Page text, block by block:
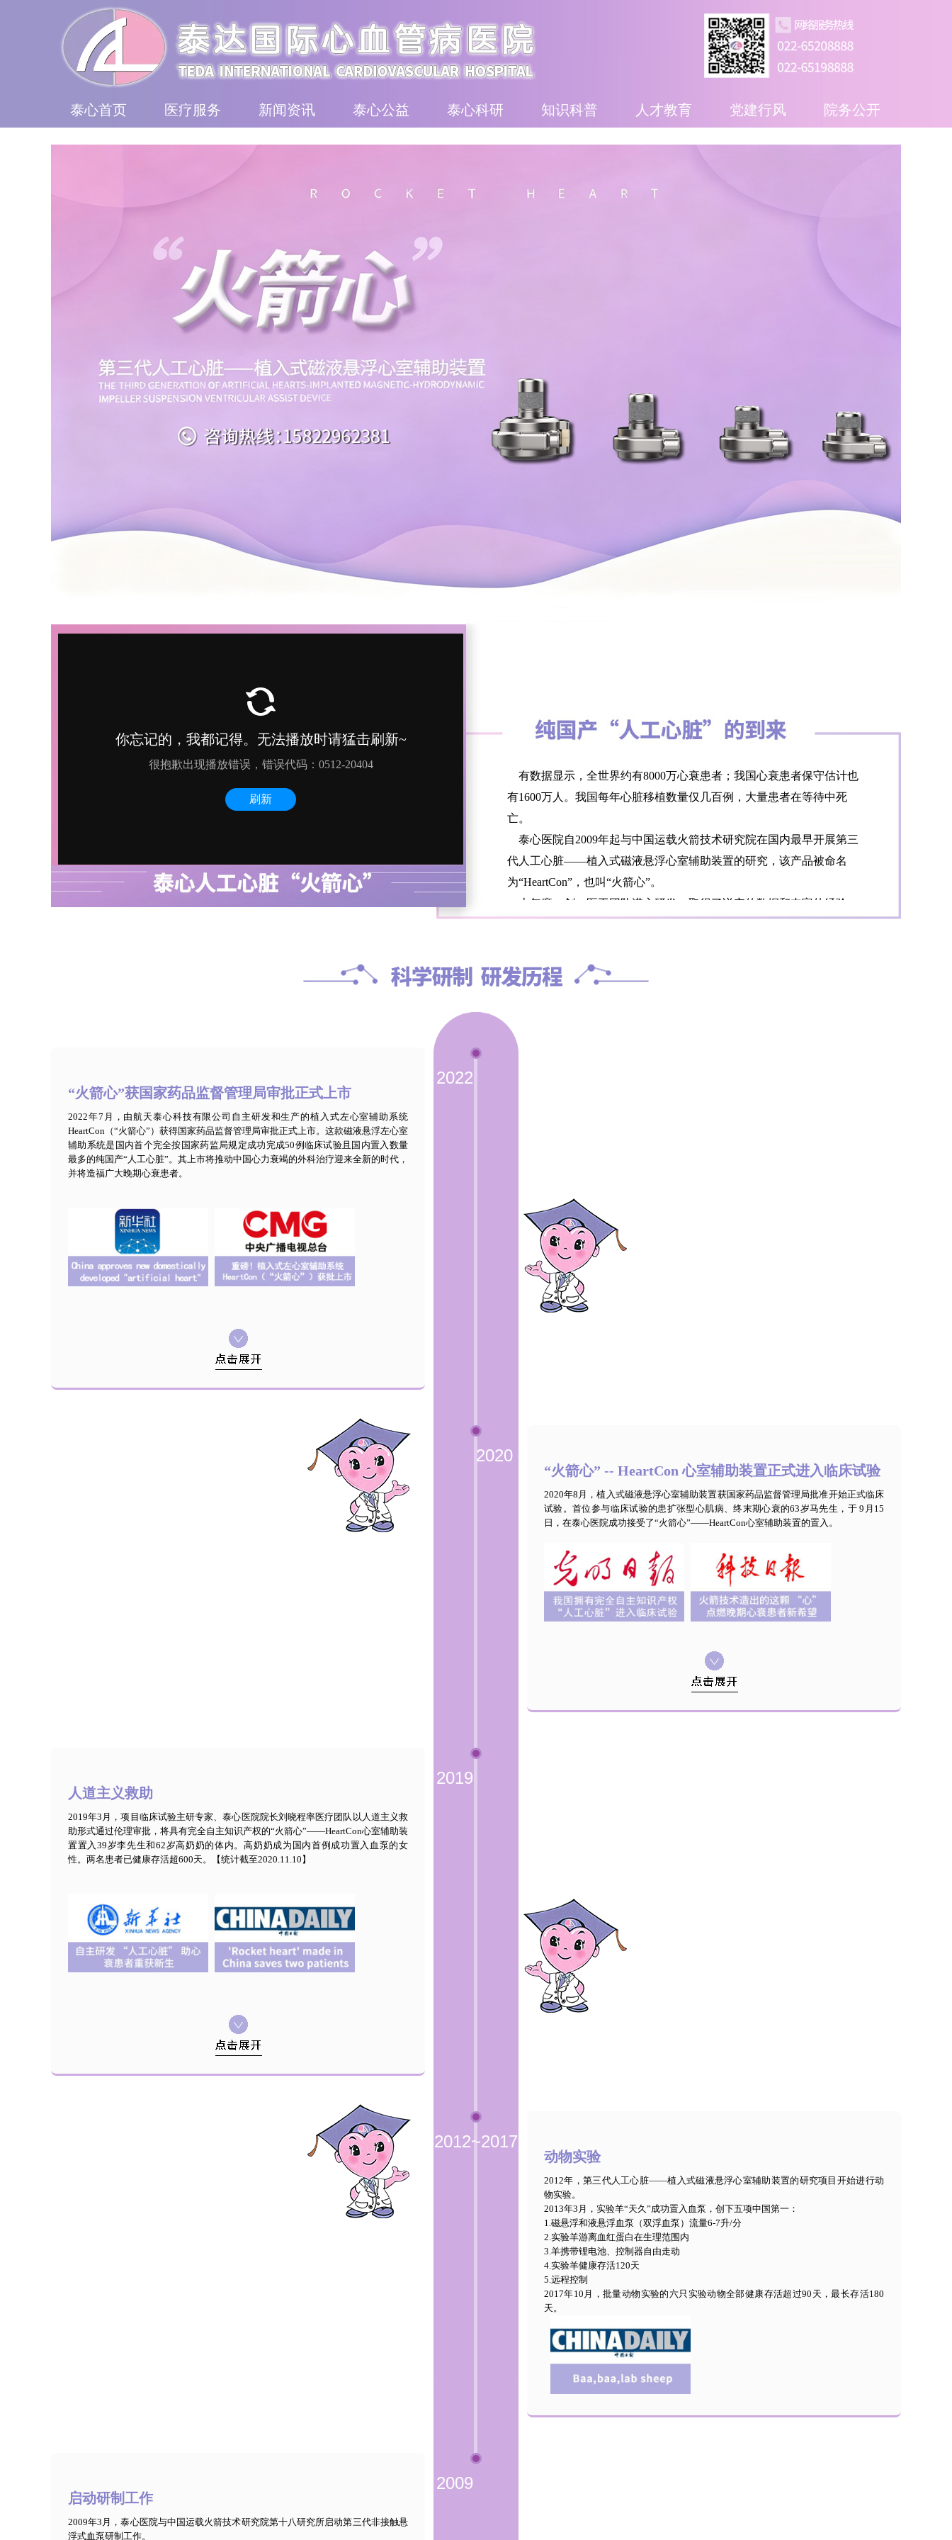
泰心首页 医疗服务 新闻资讯 泰心公益 泰心科研 知识科普 人才教育 党建行风 院务公开
有数据显示，全世界约有8000万心衰患者；我国心衰患者保守估计也
有1600万人。我国每年心脏移植数量仅几百例，大量患者在等待中死
亡。
泰心医院自2009年起与中国运载火箭技术研究院在国内最早开展第三
代人工心脏——植入式磁液悬浮心室辅助装置的研究，该产品被命名
为“HeartCon”，也叫“火箭心”。
十年磨一剑，医工团队潜心研发，取得了详实的数据和丰富的经验，
衰患者及其家庭带来福音。
“火箭心”获国家药品监督管理局审批正式上市
2022年7月，由航天泰心科技有限公司自主研发和生产的植入式左心室辅助系统
HeartCon（“火箭心”）获得国家药品监督管理局审批正式上市。这款磁液悬浮左心室
辅助系统是国内首个完全按国家药监局规定成功完成50例临床试验且国内置入数量
最多的纯国产“人工心脏”。其上市将推动中国心力衰竭的外科治疗迎来全新的时代，
并将造福广大晚期心衰患者。
2022
“火箭心” -- HeartCon 心室辅助装置正式进入临床试验
2020年8月，植入式磁液悬浮心室辅助装置获国家药品监督管理局批准开始正式临床
试验。首位参与临床试验的患扩张型心肌病、终末期心衰的63岁马先生，于 9月15
日，在泰心医院成功接受了“火箭心”——HeartCon心室辅助装置的置入。
2020
人道主义救助
2019年3月，项目临床试验主研专家、泰心医院院长刘晓程率医疗团队以人道主义救
助形式通过伦理审批，将具有完全自主知识产权的“火箭心”——HeartCon心室辅助装
置置入39岁李先生和62岁高奶奶的体内。高奶奶成为国内首例成功置入血泵的女
性。两名患者已健康存活超600天。【统计截至2020.11.10】
2019
动物实验
2012年，第三代人工心脏——植入式磁液悬浮心室辅助装置的研究项目开始进行动
物实验。
2013年3月，实验羊“天久”成功置入血泵，创下五项中国第一：
1.磁悬浮和液悬浮血泵（双浮血泵）流量6-7升/分
2.实验羊游离血红蛋白在生理范围内
3.羊携带锂电池、控制器自由走动
4.实验羊健康存活120天
5.远程控制
2017年10月，批量动物实验的六只实验动物全部健康存活超过90天，最长存活180
天。
2012~2017
启动研制工作
2009年3月，泰心医院与中国运载火箭技术研究院第十八研究所启动第三代非接触悬
浮式血泵研制工作。
2009